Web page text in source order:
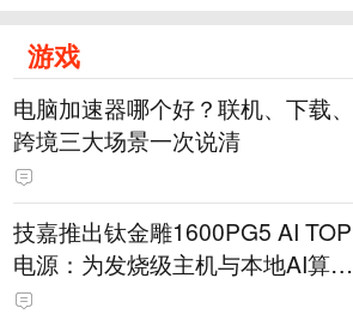
游戏
电脑加速器哪个好？联机、下载、
跨境三大场景一次说清
技嘉推出钛金雕1600PG5 AI TOP
电源：为发烧级主机与本地AI算力
打造旗舰供电方案